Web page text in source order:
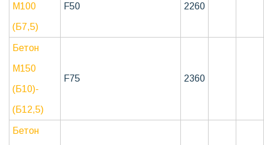
М100
(Б7,5)
F50 2260
Бетон
М150
(Б10)-
(Б12,5)
F75 2360
Бетон